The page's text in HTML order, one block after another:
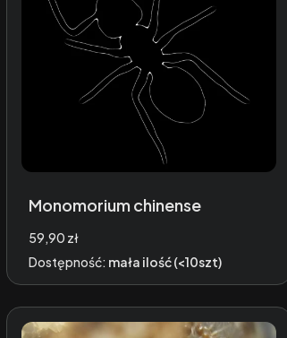
Monomorium chinense
Cena
59,90 zł
Dostępność: mała ilość (<10szt)